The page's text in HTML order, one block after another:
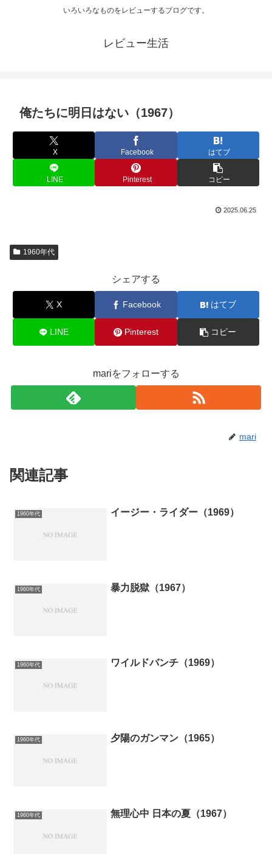
いろいろなものをレビューするブログです。
レビュー生活
俺たちに明日はない（1967）
X Facebook はてブ
LINE Pinterest コピー
2025.06.25
1960年代
シェアする
X Facebook はてブ
LINE Pinterest コピー
mariをフォローする
mari
関連記事
1960年代 イージー・ライダー（1969）
1960年代 暴力脱獄（1967）
1960年代 ワイルドバンチ（1969）
1960年代 夕陽のガンマン（1965）
1960年代 無理心中 日本の夏（1967）